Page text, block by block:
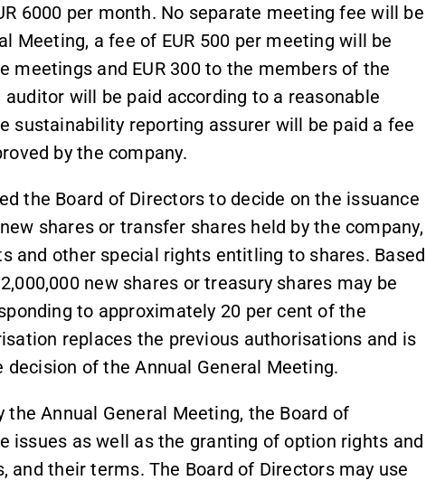
6000 per month. No separate meeting fee will be
Meeting, a fee of EUR 500 per meeting will be
and EUR 300 to the members of the
will be paid according to a reasonable
sustainability reporting assurer will be paid a fee
by the company.
the Board of Directors to decide on the issuance
shares or transfer shares held by the company,
and other special rights entitling to shares. Based
new shares or treasury shares may be
to approximately 20 per cent of the
replaces the previous authorisations and is
of the Annual General Meeting.
Annual General Meeting, the Board of
issues as well as the granting of option rights and
their terms. The Board of Directors may use